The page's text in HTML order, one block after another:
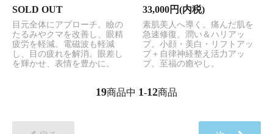
SOLD OUT
目元全体にアプローチ。瞼の
たるみやクマを改善し、眼精
疲労を軽減。電磁波も軽減
し、目の疲れを解消。眼差し
を輝かせ、表情を豊かに。
33,000円(内税)
素肌美人へ導く。痛んだ肌を
急速修復、潤い＆ハリアッ
プ。小顔・美白・リフトアッ
プ＋自律神経整え活力アッ
プ。至福の癒やし。
19商品中 1-12商品